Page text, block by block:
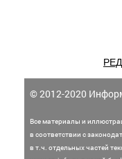
© 2012-2020
Все материалы и
в соответствии с
в т.ч. отдельных частей